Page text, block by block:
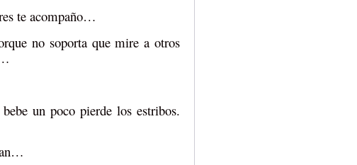
te acompaño…
no soporta que mire a otros
un poco pierde los estribos.